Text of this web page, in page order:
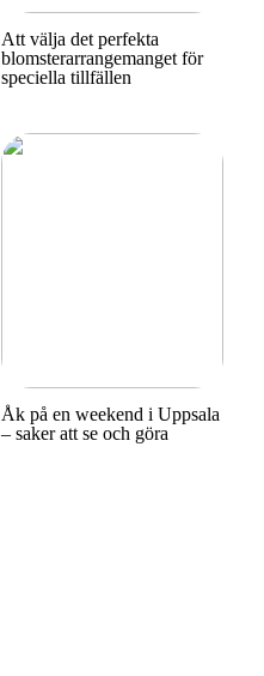
Att välja det perfekta
blomsterarrangemanget för
speciella tillfällen
Åk på en weekend i Uppsala
– saker att se och göra